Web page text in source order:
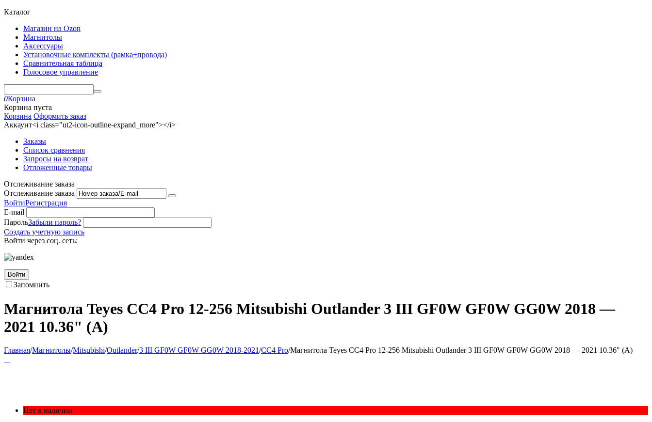
Каталог
Магазин на Ozon
Магнитолы
Аксессуары
Установочные комплекты (рамка+провода)
Сравнительная таблица
Голосовое управление
0Корзина
Корзина пуста
Корзина Оформить заказ
Аккаунт<i class="ut2-icon-outline-expand_more"></i>
Заказы
Список сравнения
Запросы на возврат
Отложенные товары
Отслеживание заказа
Отслеживание заказа
ВойтиРегистрация
E-mail
ПарольЗабыли пароль?
Создать учетную запись
Войти через соц. сеть:
Войти
Запомнить
Магнитола Teyes CC4 Pro 12-256 Mitsubishi Outlander 3 III GF0W GF0W GG0W 2018 —
2021 10.36" (A)
Главная/Магнитолы/Mitsubishi/Outlander/3 III GF0W GF0W GG0W 2018-2021/CC4 Pro/Магнитола Teyes CC4 Pro 12-256 Mitsubishi Outlander 3 III GF0W GF0W GG0W 2018 — 2021 10.36" (A)
Нет в наличии